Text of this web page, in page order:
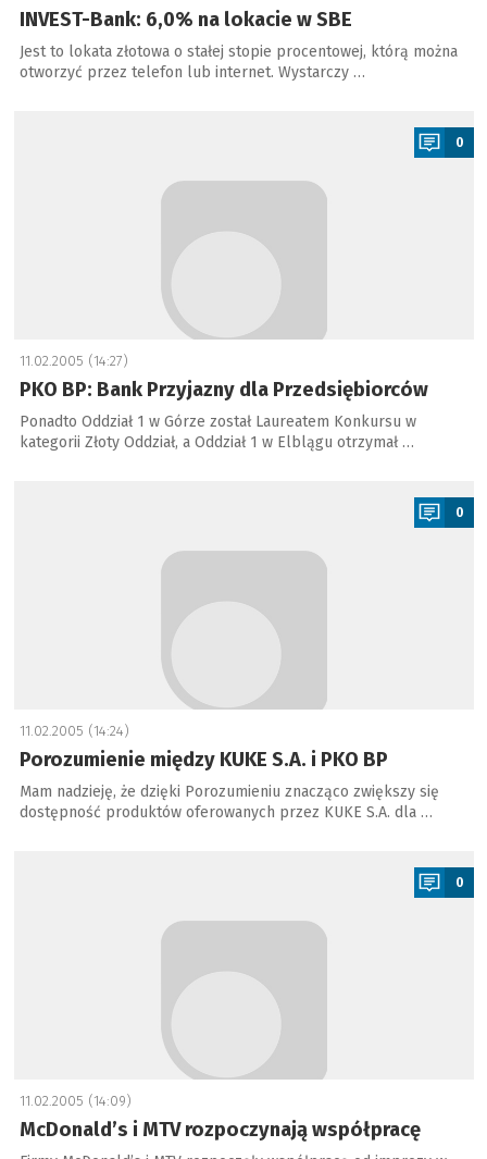
INVEST-Bank: 6,0% na lokacie w SBE
Jest to lokata złotowa o stałej stopie procentowej, którą można
otworzyć przez telefon lub internet. Wystarczy …
0
11.02.2005 (14:27)
PKO BP: Bank Przyjazny dla Przedsiębiorców
Ponadto Oddział 1 w Górze został Laureatem Konkursu w
kategorii Złoty Oddział, a Oddział 1 w Elblągu otrzymał …
0
11.02.2005 (14:24)
Porozumienie między KUKE S.A. i PKO BP
Mam nadzieję, że dzięki Porozumieniu znacząco zwiększy się
dostępność produktów oferowanych przez KUKE S.A. dla …
0
11.02.2005 (14:09)
McDonald’s i MTV rozpoczynają współpracę